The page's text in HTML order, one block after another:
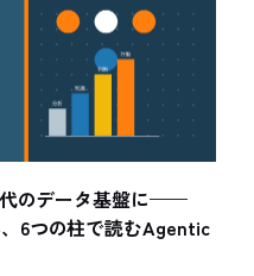
のデータ基盤に——
6つの柱で読むAgentic